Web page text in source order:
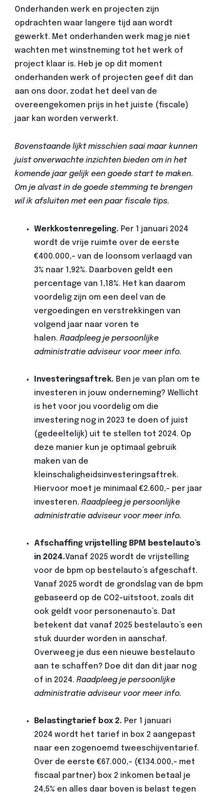
Onderhanden werk en projecten zijn
opdrachten waar langere tijd aan wordt
gewerkt. Met onderhanden werk mag je niet
wachten met winstneming tot het werk of
project klaar is. Heb je op dit moment
onderhanden werk of projecten geef dit dan
aan ons door, zodat het deel van de
overeengekomen prijs in het juiste (fiscale)
jaar kan worden verwerkt.
Bovenstaande lijkt misschien saai maar kunnen
juist onverwachte inzichten bieden om in het
komende jaar gelijk een goede start te maken.
Om je alvast in de goede stemming te brengen
wil ik afsluiten met een paar fiscale tips.
Werkkostenregeling. Per 1 januari 2024
wordt de vrije ruimte over de eerste
€400.000,- van de loonsom verlaagd van
3% naar 1,92%. Daarboven geldt een
percentage van 1,18%. Het kan daarom
voordelig zijn om een deel van de
vergoedingen en verstrekkingen van
volgend jaar naar voren te
halen. Raadpleeg je persoonlijke
administratie adviseur voor meer info.
Investeringsaftrek. Ben je van plan om te
investeren in jouw onderneming? Wellicht
is het voor jou voordelig om die
investering nog in 2023 te doen of juist
(gedeeltelijk) uit te stellen tot 2024. Op
deze manier kun je optimaal gebruik
maken van de
kleinschaligheidsinvesteringsaftrek.
Hiervoor moet je minimaal €2.600,- per jaar
investeren. Raadpleeg je persoonlijke
administratie adviseur voor meer info.
Afschaffing vrijstelling BPM bestelauto’s
in 2024.Vanaf 2025 wordt de vrijstelling
voor de bpm op bestelauto’s afgeschaft.
Vanaf 2025 wordt de grondslag van de bpm
gebaseerd op de CO2-uitstoot, zoals dit
ook geldt voor personenauto’s. Dat
betekent dat vanaf 2025 bestelauto’s een
stuk duurder worden in aanschaf.
Overweeg je dus een nieuwe bestelauto
aan te schaffen? Doe dit dan dit jaar nog
of in 2024. Raadpleeg je persoonlijke
administratie adviseur voor meer info.
Belastingtarief box 2. Per 1 januari
2024 wordt het tarief in box 2 aangepast
naar een zogenoemd tweeschijventarief.
Over de eerste €67.000,- (€134.000,- met
fiscaal partner) box 2 inkomen betaal je
24,5% en alles daar boven is belast tegen